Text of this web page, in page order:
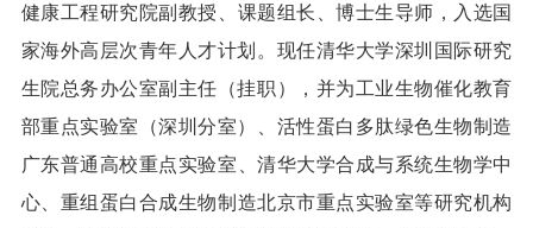
健康工程研究院副教授、 课题组长、博士生导师，入选国
家海外高层次青年人才计划。现任清华大学深圳国际研究
生院总务办公室副主任（挂职），并为工业生物催化教育
部重点实验室（深圳分室）、 活性蛋白多肽绿色生物制造
广东普通高校重点实验室 、清华大学合成与系统生物学中
心 、重组蛋白合成生物制造北京市重点实验室等研究机构